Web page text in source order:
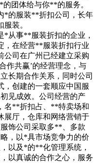
团体给与你**的服务。
*的服装**折扣公司，长年
装。
*从事**服装折扣的企业，
，在经营**服装折扣行业
公司在广州已经建立采购
作共赢’的经营理念，与
长期合作关系，同时公司
，创建的一套顺应中国服
见成效。公司经营的产
名**折扣占、**特卖场和
展厅，仓库和网络营销于
饰公司采取多**、多款
，以*具市场竞争力的价
以及*的**化管理系统，
以真诚的合作之心，服务